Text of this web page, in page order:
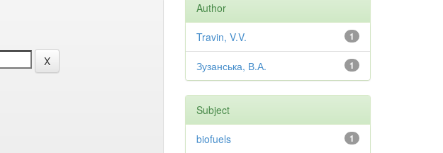
Author
1
Travin, V.V.
1
Зузанська, В.А.
Subject
1
biofuels